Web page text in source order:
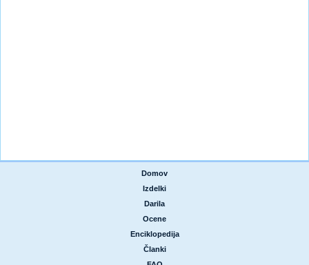
Domov
Izdelki
Darila
Ocene
Enciklopedija
Članki